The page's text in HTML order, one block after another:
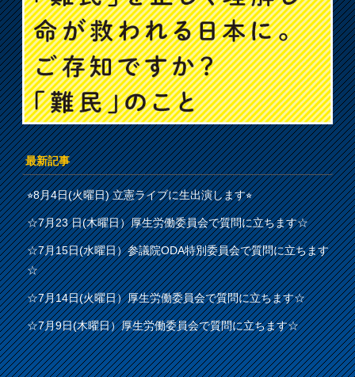
最新記事
⭐︎8月4日(火曜日) 立憲ライブに生出演します⭐︎
☆7月23 日(木曜日）厚生労働委員会で質問に立ちます☆
☆7月15日(水曜日）参議院ODA特別委員会で質問に立ちます
☆
☆7月14日(火曜日）厚生労働委員会で質問に立ちます☆
☆7月9日(木曜日）厚生労働委員会で質問に立ちます☆